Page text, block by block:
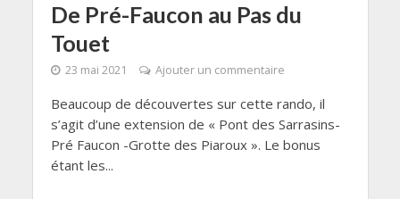
De Pré-Faucon au Pas du
Touet
23 mai 2021 Ajouter un commentaire
Beaucoup de découvertes sur cette rando, il
s’agit d’une extension de « Pont des Sarrasins-
Pré Faucon -Grotte des Piaroux ». Le bonus
étant les...